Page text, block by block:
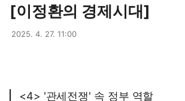
[이정환의 경제시대]
2025. 4. 27. 11:00
<4> '관세전쟁' 속 정부 역할